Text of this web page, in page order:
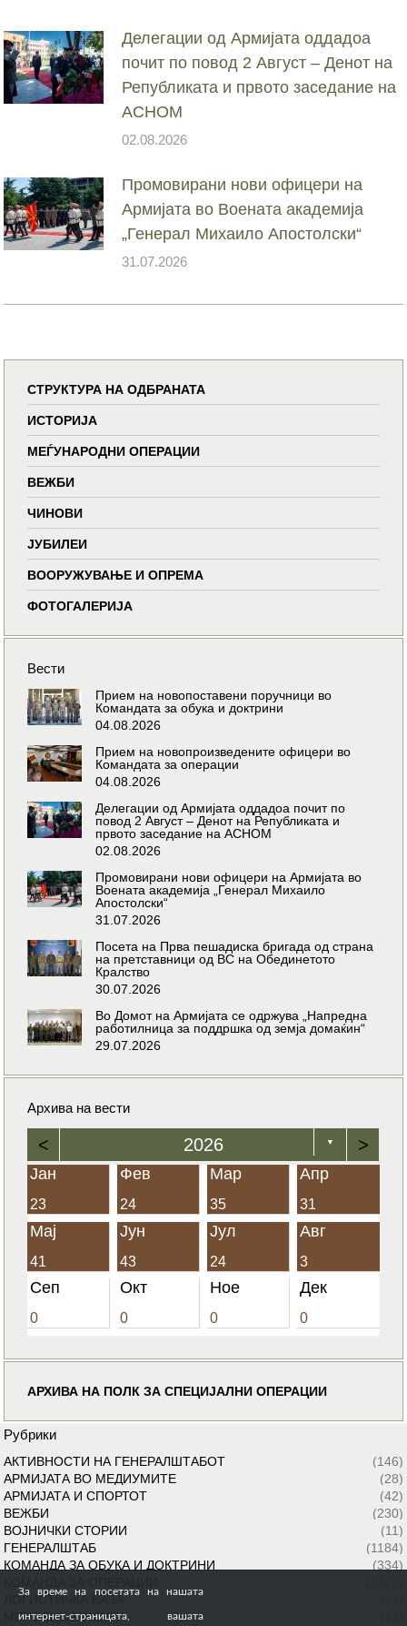
Делегации од Армијата оддадоа
почит по повод 2 Август – Денот на
Републиката и првото заседание на
АСНОМ
02.08.2026
Промовирани нови офицери на
Армијата во Воената академија
„Генерал Михаило Апостолски“
31.07.2026
СТРУКТУРА НА ОДБРАНАТА
ИСТОРИЈА
МЕЃУНАРОДНИ ОПЕРАЦИИ
ВЕЖБИ
ЧИНОВИ
ЈУБИЛЕИ
ВООРУЖУВАЊЕ И ОПРЕМА
ФОТОГАЛЕРИЈА
Вести
Прием на новопоставени поручници во
Командата за обука и доктрини
04.08.2026
Прием на новопроизведените офицери во
Командата за операции
04.08.2026
Делегации од Армијата оддадоа почит по
повод 2 Август – Денот на Републиката и
првото заседание на АСНОМ
02.08.2026
Промовирани нови офицери на Армијата во
Воената академија „Генерал Михаило
Апостолски“
31.07.2026
Посета на Прва пешадиска бригада од страна
на претставници од ВС на Обединетото
Кралство
30.07.2026
Во Домот на Армијата се одржува „Напредна
работилница за поддршка од земја домаќин“
29.07.2026
Архива на вести
< 2026 ▼ >
Јан
23
Фев
24
Мар
35
Апр
31
Мај
41
Јун
43
Јул
24
Авг
3
Сеп
0
Окт
0
Ное
0
Дек
0
АРХИВА НА ПОЛК ЗА СПЕЦИЈАЛНИ ОПЕРАЦИИ
Рубрики
АКТИВНОСТИ НА ГЕНЕРАЛШТАБОТ
(146)
АРМИЈАТА ВО МЕДИУМИТЕ
(28)
АРМИЈАТА И СПОРТОТ
(42)
ВЕЖБИ
(230)
ВОЈНИЧКИ СТОРИИ
(11)
ГЕНЕРАЛШТАБ
(1184)
КОМАНДА ЗА ОБУКА И ДОКТРИНИ
(334)
ЛОГИСТИЧКА БАЗА
МИРОВНИ МИСИИ
За време на посетата на нашата
интернет-страницата, вашата